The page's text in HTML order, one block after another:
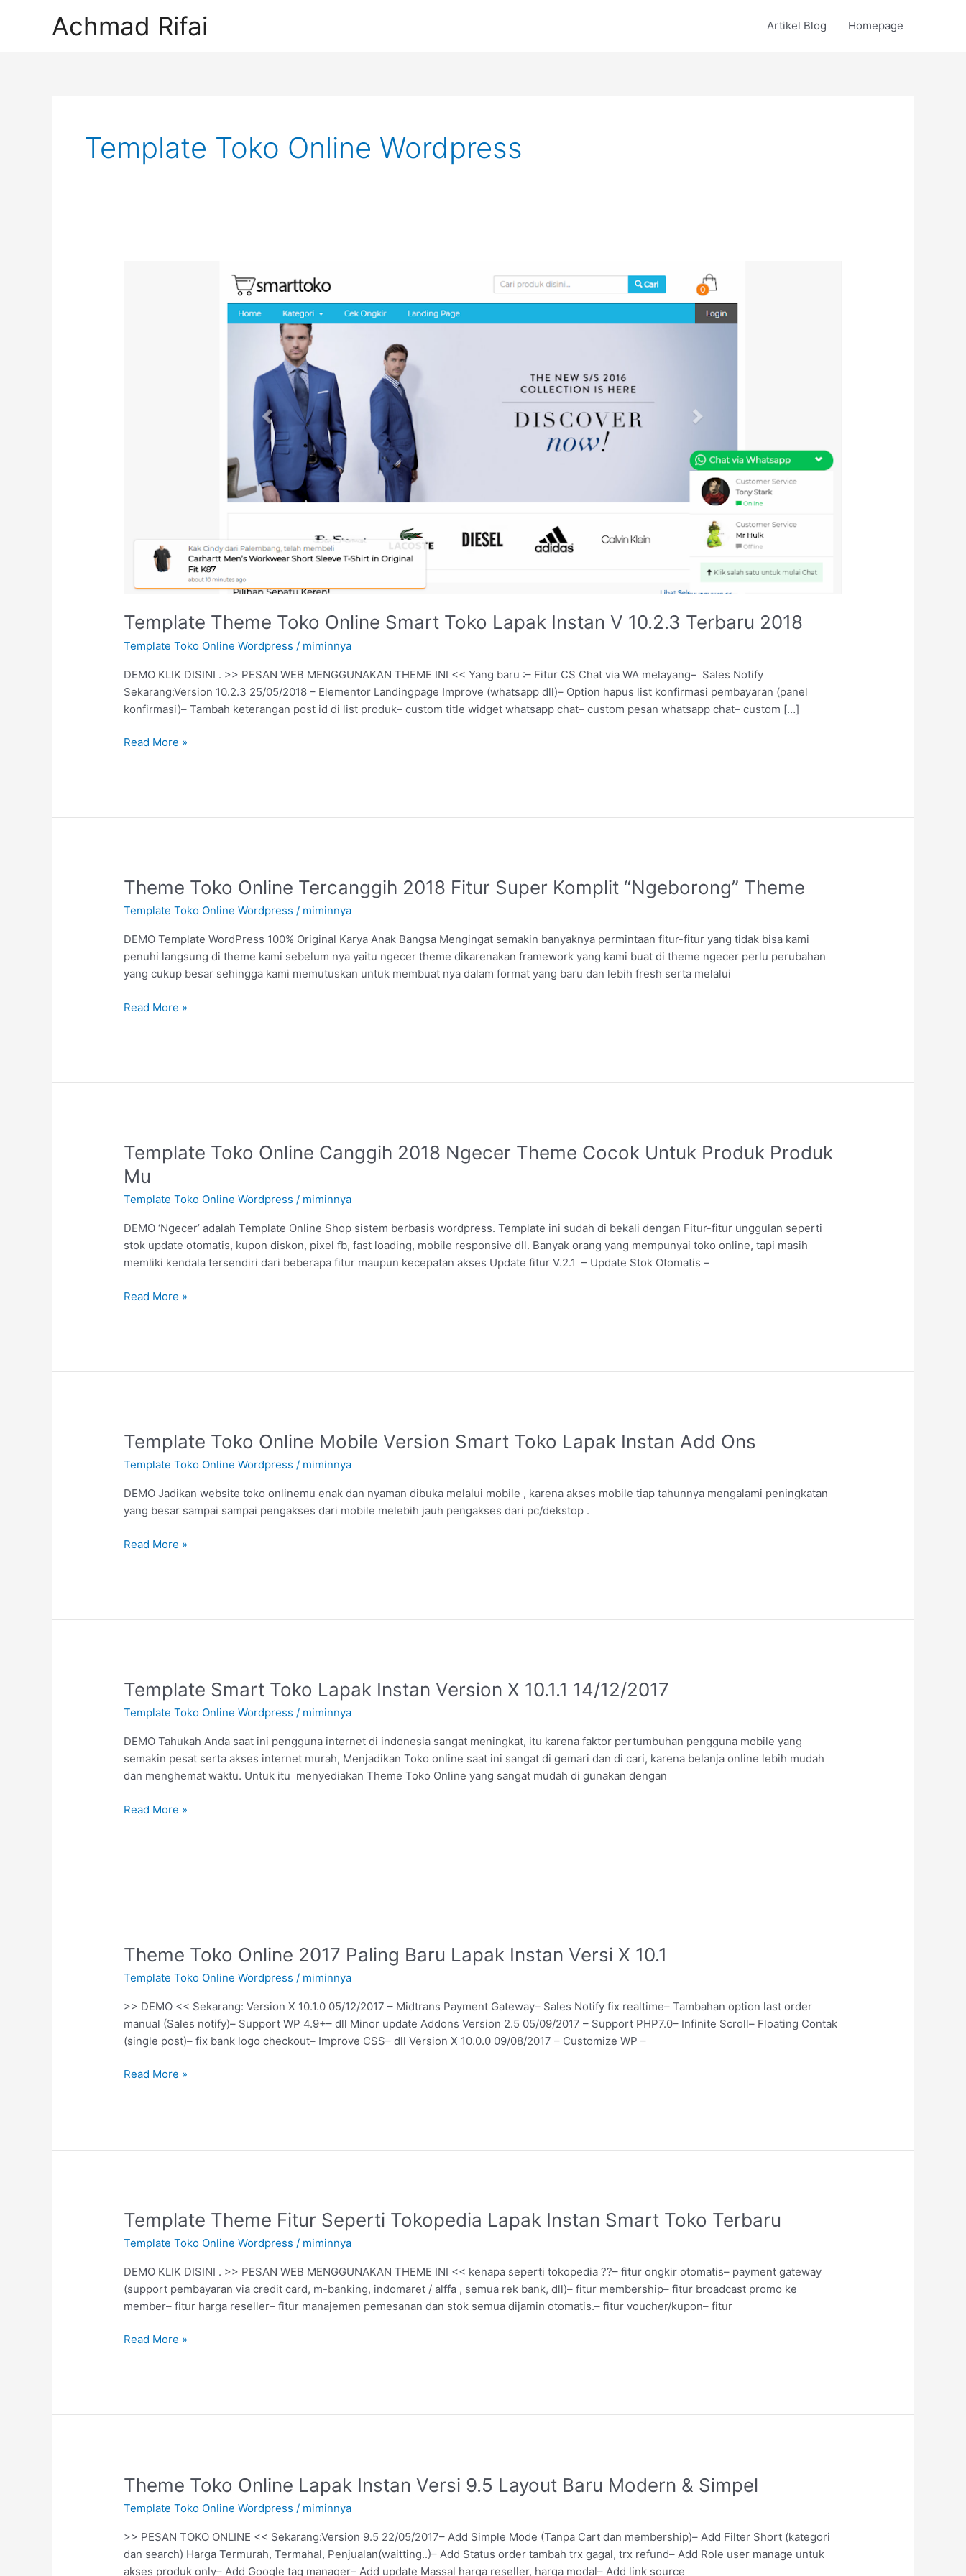
Achmad Rifai Artikel Blog Homepage
Template Toko Online Wordpress
Template Theme Toko Online Smart Toko Lapak Instan V 10.2.3 Terbaru 2018
Template Toko Online Wordpress / miminnya
DEMO KLIK DISINI . >> PESAN WEB MENGGUNAKAN THEME INI << Yang baru :– Fitur CS Chat via WA melayang– Sales Notify
Sekarang:Version 10.2.3 25/05/2018 – Elementor Landingpage Improve (whatsapp dll)– Option hapus list konfirmasi pembayaran (panel
konfirmasi)– Tambah keterangan post id di list produk– custom title widget whatsapp chat– custom pesan whatsapp chat– custom […]
Read More »
Theme Toko Online Tercanggih 2018 Fitur Super Komplit “Ngeborong” Theme
Template Toko Online Wordpress / miminnya
DEMO Template WordPress 100% Original Karya Anak Bangsa Mengingat semakin banyaknya permintaan fitur-fitur yang tidak bisa kami
penuhi langsung di theme kami sebelum nya yaitu ngecer theme dikarenakan framework yang kami buat di theme ngecer perlu perubahan
yang cukup besar sehingga kami memutuskan untuk membuat nya dalam format yang baru dan lebih fresh serta melalui
Theme
Online
Tercanggih
2018
Fitur
Komplit
Read More »
Template Toko Online Canggih 2018 Ngecer Theme Cocok Untuk Produk Produk
Mu
Template Toko Online Wordpress / miminnya
DEMO ‘Ngecer’ adalah Template Online Shop sistem berbasis wordpress. Template ini sudah di bekali dengan Fitur-fitur unggulan seperti
stok update otomatis, kupon diskon, pixel fb, fast loading, mobile responsive dll. Banyak orang yang mempunyai toko online, tapi masih
memliki kendala tersendiri dari beberapa fitur maupun kecepatan akses Update fitur V.2.1 – Update Stok Otomatis –
Template
Online
Canggih
Ngecer
Theme
Cocok
Produk
Read More »
Template Toko Online Mobile Version Smart Toko Lapak Instan Add Ons
Template Toko Online Wordpress / miminnya
DEMO Jadikan website toko onlinemu enak dan nyaman dibuka melalui mobile , karena akses mobile tiap tahunnya mengalami peningkatan
yang besar sampai sampai pengakses dari mobile melebih jauh pengakses dari pc/dekstop .
Template
Online
Mobile
Version
Toko
Read More »
Template Smart Toko Lapak Instan Version X 10.1.1 14/12/2017
Template Toko Online Wordpress / miminnya
DEMO Tahukah Anda saat ini pengguna internet di indonesia sangat meningkat, itu karena faktor pertumbuhan pengguna mobile yang
semakin pesat serta akses internet murah, Menjadikan Toko online saat ini sangat di gemari dan di cari, karena belanja online lebih mudah
dan menghemat waktu. Untuk itu menyediakan Theme Toko Online yang sangat mudah di gunakan dengan
Template
Toko
Lapak
Instan
Version
10.1.1
Read More »
Theme Toko Online 2017 Paling Baru Lapak Instan Versi X 10.1
Template Toko Online Wordpress / miminnya
>> DEMO << Sekarang: Version X 10.1.0 05/12/2017 – Midtrans Payment Gateway– Sales Notify fix realtime– Tambahan option last order
manual (Sales notify)– Support WP 4.9+– dll Minor update Addons Version 2.5 05/09/2017 – Support PHP7.0– Infinite Scroll– Floating Contak
(single post)– fix bank logo checkout– Improve CSS– dll Version X 10.0.0 09/08/2017 – Customize WP –
Theme
Online
2017
Paling
Baru
Instan
Read More »
Template Theme Fitur Seperti Tokopedia Lapak Instan Smart Toko Terbaru
Template Toko Online Wordpress / miminnya
DEMO KLIK DISINI . >> PESAN WEB MENGGUNAKAN THEME INI << kenapa seperti tokopedia ??– fitur ongkir otomatis– payment gateway
(support pembayaran via credit card, m-banking, indomaret / alffa , semua rek bank, dll)– fitur membership– fitur broadcast promo ke
member– fitur harga reseller– fitur manajemen pemesanan dan stok semua dijamin otomatis.– fitur voucher/kupon– fitur
Template
Fitur
Seperti
Tokopedia
Lapak
Smart
Read More »
Theme Toko Online Lapak Instan Versi 9.5 Layout Baru Modern & Simpel
Template Toko Online Wordpress / miminnya
>> PESAN TOKO ONLINE << Sekarang:Version 9.5 22/05/2017– Add Simple Mode (Tanpa Cart dan membership)– Add Filter Short (kategori
dan search) Harga Termurah, Termahal, Penjualan(waitting..)– Add Status order tambah trx gagal, trx refund– Add Role user manage untuk
akses produk only– Add Google tag manager– Add update Massal harga reseller, harga modal– Add link source
Theme
Online
Lapak
Instan
Versi